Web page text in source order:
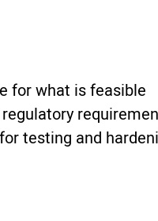
for what is feasible
testing and